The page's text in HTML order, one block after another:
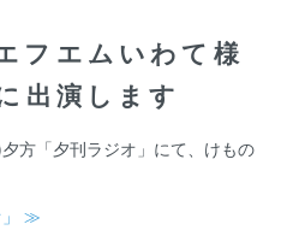
フエムいわて様
出演します
方「夕刊ラジオ」にて、けもの
」 ≫